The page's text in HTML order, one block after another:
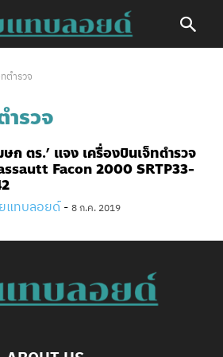
ตำรวจ
ำรวจ
ษก ตร.’ แจง เครื่องบินเจ็ทตำรวจ
Facon 2000 SRTP33-
แทบลอยด์ - 8 ก.ค. 2019